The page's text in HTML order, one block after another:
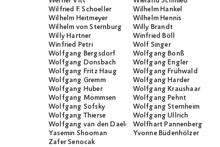
Wilfried F. Schoeller
Wilhelm Hankel
Wilhelm Heitmeyer
Wilhelm Hennis
Wilhelm von Sternburg
Willy Brandt
Willy Hartner
Winfried Böll
Winfried Petri
Wolf Singer
Wolfgang Bergsdorf
Wolfgang Bonß
Wolfgang Donsbach
Wolfgang Engler
Wolfgang Fritz Haug
Wolfgang Frühwald
Wolfgang Gremm
Wolfgang Harder
Wolfgang Huber
Wolfgang Kraushaar
Wolfgang Mommsen
Wolfgang Pehnt
Wolfgang Sofsky
Wolfgang Sternheim
Wolfgang Thierse
Wolfgang Ullrich
Wolfgang van den Daele
Wolfhart Pannenberg
Yasemin Shooman
Yvonne Büdenhölzer
Zafer Senocak